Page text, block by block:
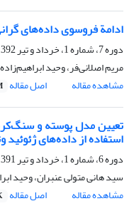
ادامة فروسوی داده‌های
دوره 7، شماره 1، خرداد و تیر 1392، صفحه
مریم اصلانی‌فر، وحید
مشاهده مقاله
اصل مقاله
تعیین مدل پوسته و سنگ‌کره
استفاده از داده‌های ژئوئید
دوره 6، شماره 1، خرداد و تیر 1391، صفحه
سید هانی متولی عنبران، وحید
مشاهده مقاله
اصل مقاله